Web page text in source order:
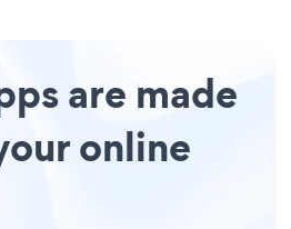
are made
online